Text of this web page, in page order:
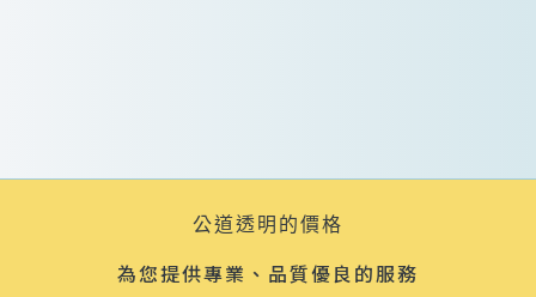
公道透明的價格
為您提供專業、品質優良的服務